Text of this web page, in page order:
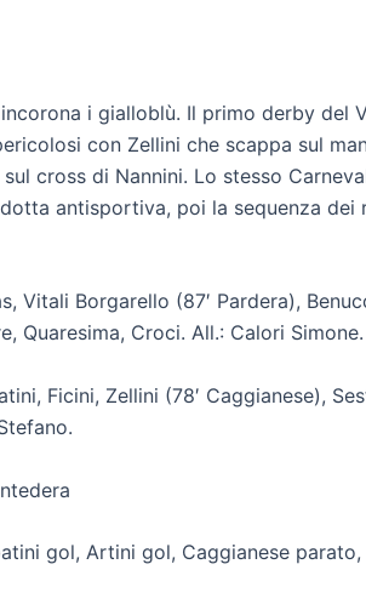
i gialloblù. Il primo derby del
con Zellini che scappa sul
cross di Nannini. Lo stesso
antisportiva, poi la sequenza
Vitali Borgarello (87′ Pardera),
Quaresima, Croci. All.: Calori Simone.
Ficini, Zellini (78′ Caggianese),
gol, Artini gol, Caggianese